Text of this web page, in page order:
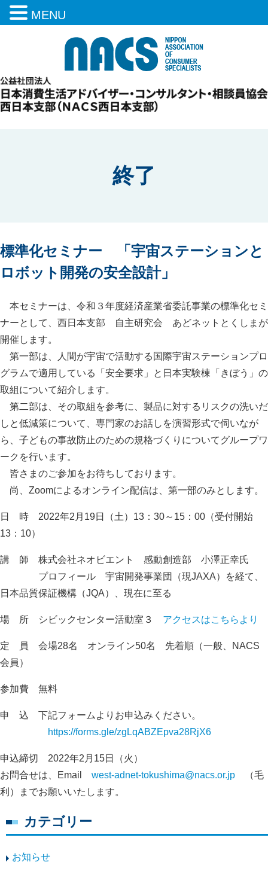
終了
標準化セミナー 「宇宙ステーションと
ロボット開発の安全設計」
本セミナーは、令和３年度経済産業省委託事業の標準化セミ
ナーとして、西日本支部 自主研究会 あどネットとくしまが
開催します。
第一部は、人間が宇宙で活動する国際宇宙ステーションプロ
グラムで適用している「安全要求」と日本実験棟「きぼう」の
取組について紹介します。
第二部は、その取組を参考に、製品に対するリスクの洗いだ
しと低減策について、専門家のお話しを演習形式で伺いなが
ら、子どもの事故防止のための規格づくりについてグループワ
ークを行います。
皆さまのご参加をお待ちしております。
尚、Zoomによるオンライン配信は、第一部のみとします。
日 時 2022年2月19日（土）13：30～15：00（受付開始
13：10）
講 師 株式会社ネオビエント 感動創造部 小澤正幸氏
プロフィール 宇宙開発事業団（現JAXA）を経て、
日本品質保証機構（JQA）、現在に至る
場 所 シビックセンター活動室３ アクセスはこちらより
定 員 会場28名 オンライン50名 先着順（一般、NACS
会員）
参加費 無料
申 込 下記フォームよりお申込みください。
https://forms.gle/zgLqABZEpva28RjX6
申込締切 2022年2月15日（火）
お問合せは、Email west-adnet-tokushima@nacs.or.jp （毛
利）までお願いいたします。
カテゴリー
お知らせ
MENU